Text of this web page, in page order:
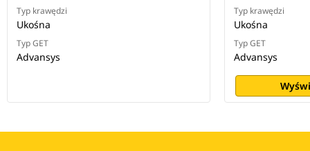
Typ krawędzi
Ukośna
Typ GET
Advansys
Typ krawędzi
Ukośna
Typ GET
Advansys